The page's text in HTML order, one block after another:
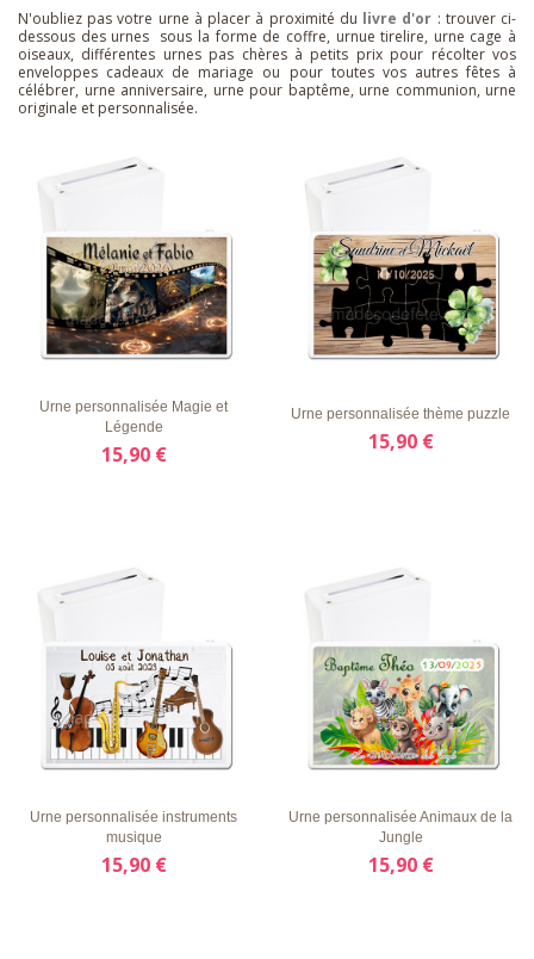
N'oubliez pas votre urne à placer à proximité du livre d'or : trouver ci-
dessous des urnes sous la forme de coffre, urnue tirelire, urne cage à
oiseaux, différentes urnes pas chères à petits prix pour récolter vos
enveloppes cadeaux de mariage ou pour toutes vos autres fêtes à
célébrer, urne anniversaire, urne pour baptême, urne communion, urne
originale et personnalisée.
LISTE
D'ENVIE
APERÇU
RAPIDE
DÉTAILS
Urne personnalisée Magie et
Légende
15,90 €
LISTE
D'ENVIE
APERÇU
RAPIDE
DÉTAILS
Urne personnalisée thème puzzle
15,90 €
LISTE
D'ENVIE
APERÇU
RAPIDE
DÉTAILS
Urne personnalisée instruments
musique
15,90 €
LISTE
D'ENVIE
APERÇU
RAPIDE
DÉTAILS
Urne personnalisée Animaux de la
Jungle
15,90 €